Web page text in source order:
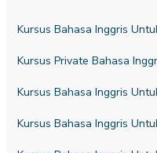
Kursus Bahasa Inggris
Kursus Private Bahasa
Kursus Bahasa Inggris
Kursus Bahasa Inggris